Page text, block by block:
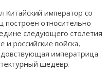
император со
построен относительно
следующего столетия
и российские войска,
императрица
шедевр.